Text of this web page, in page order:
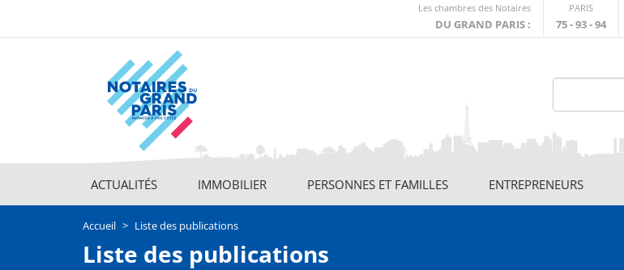
contenu
Les chambres des Notaires
DU GRAND PARIS :
externe
PARIS
75 - 93 - 94
navigation
ACTUALITÉS IMMOBILIER PERSONNES ET FAMILLES ENTREPRENEURS
Accueil Liste des publications
Liste des publications